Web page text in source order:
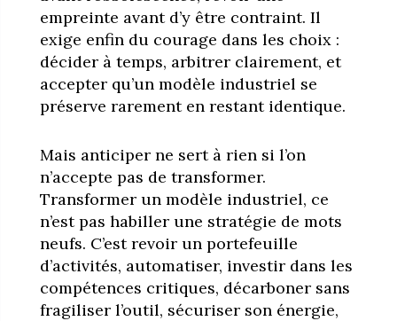
empreinte avant d’y être contraint. Il
exige enfin du courage dans les choix :
décider à temps, arbitrer clairement, et
accepter qu’un modèle industriel se
préserve rarement en restant identique.
Mais anticiper ne sert à rien si l’on
n’accepte pas de transformer.
Transformer un modèle industriel, ce
n’est pas habiller une stratégie de mots
neufs. C’est revoir un portefeuille
d’activités, automatiser, investir dans les
compétences critiques, décarboner sans
fragiliser l’outil, sécuriser son énergie,